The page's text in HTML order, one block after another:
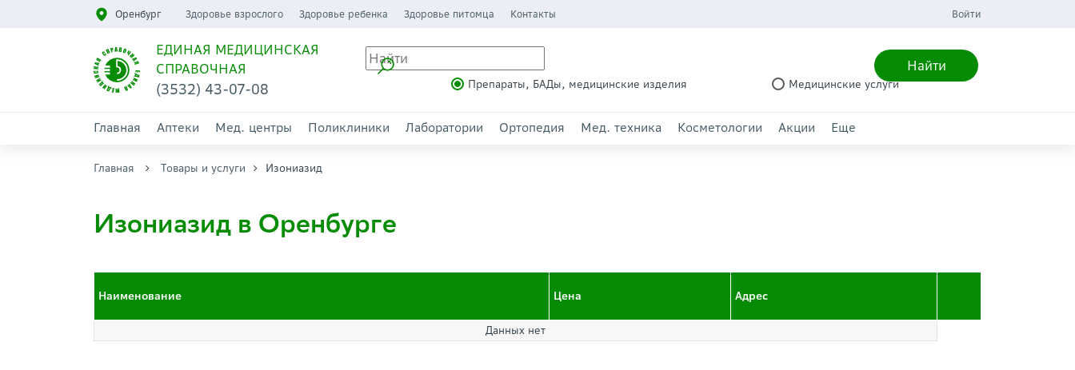
Оренбург Здоровье взрослого Здоровье ребенка Здоровье питомца Контакты Войти
ЕДИНАЯ МЕДИЦИНСКАЯ
СПРАВОЧНАЯ
(3532) 43-07-08
Найти
Препараты, БАДы, медицинские изделия Медицинские услуги
Главная Аптеки Мед. центры Поликлиники Лаборатории Ортопедия Мед. техника Косметологии Акции Еще
Главная Товары и услуги Изониазид
Изониазид в Оренбурге
Наименование Цена Адрес
Данных нет